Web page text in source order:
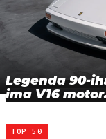
Legenda 90-
ima V16
TOP 50